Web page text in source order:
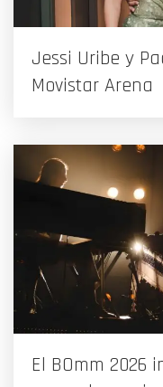
Jessi Uribe y
Movistar Arena
El BOmm 2026